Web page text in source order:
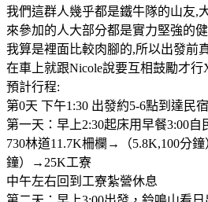
我們這群人幾乎都是鐵牛隊的山友,
來參加的人大部分都是實力堅強的
我算是裡面比較肉腳的,所以出發前
在車上就跟Nicole說要互相鼓勵才行
預計行程:
第0天 下午1:30 出發約5-6點到達民宿
第一天：早上2:30起床用早餐3:00
730林道11.7K柵欄→（5.8K,100分
鐘）→25K工寮
中午左右回到工寮紮營休息